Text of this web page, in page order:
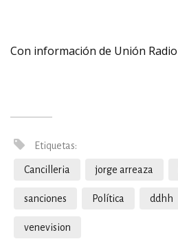
Con información de Unión Radio
Etiquetas:
Cancilleria jorge arreaza
sanciones Política ddhh
venevision